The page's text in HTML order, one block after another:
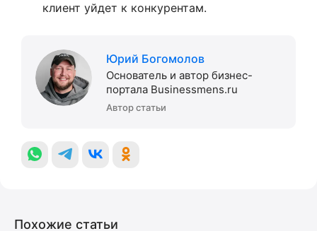
клиент уйдет к конкурентам.
Юрий Богомолов
Основатель и автор бизнес-
портала Businessmens.ru
Автор статьи
Похожие статьи